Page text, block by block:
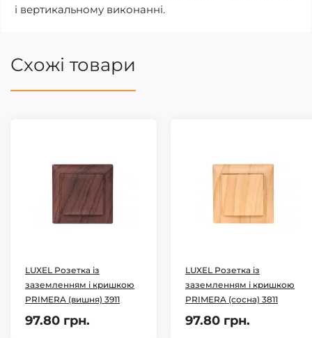
і вертикальному виконанні.
Схожі товари
LUXEL Розетка із
заземленням і кришкою
PRIMERA (вишня) 3911
97.80 грн.
LUXEL Розетка із
заземленням і кришкою
PRIMERA (сосна) 3811
97.80 грн.